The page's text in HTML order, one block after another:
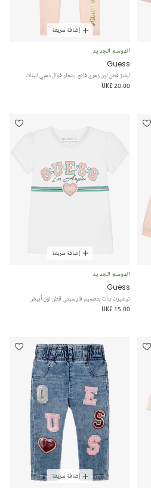
إضافة سريعة
الموسم الجديد
Guess
ليقنز قطن لون زهري فاتح بشعار فوال ذهبي للبنات
UK£ 20.00
إضافة سريعة
الموسم الجديد
Guess
تيشيرت بنات بتصميم فارسيتي قطن لون أبيض
UK£ 15.00
إضافة سريعة